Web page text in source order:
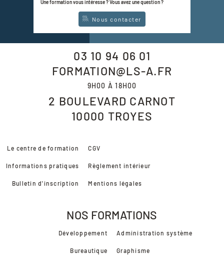
Une formation vous intéresse ? Vous avez une question ?
Nous contacter
03 10 94 06 01
FORMATION@LS-A.FR
2 BOULEVARD CARNOT
10000 TROYES
9H00 À 18H00
Le centre de formation
Informations pratiques
Bulletin d'inscription
CGV
Règlement intérieur
Mentions légales
NOS FORMATIONS
Développement
Bureautique
Administration système
Graphisme